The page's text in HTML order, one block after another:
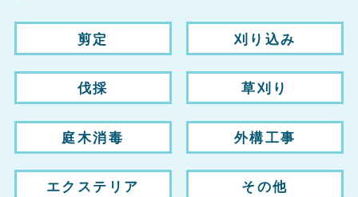
剪定 刈り込み
伐採 草刈り
庭木消毒 外構工事
エクステリア その他